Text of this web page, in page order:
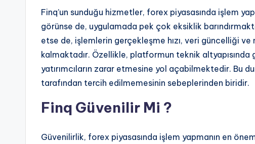
Finq’un sunduğu hizmetler, forex piyasasında işlem
görünse de, uygulamada pek çok eksiklik
etse de, işlemlerin gerçekleşme hızı, veri güncelliği
kalmaktadır. Özellikle, platformun teknik
yatırımcıların zarar etmesine yol açabilmektedir. Bu
tarafından tercih edilmemesinin sebeplerinden biridir.
Finq Güvenilir Mi ?
Güvenilirlik, forex piyasasında işlem yapmanın en